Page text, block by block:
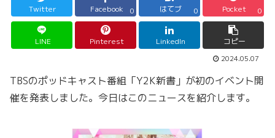
Twitter Facebook 0 はてブ 0 Pocket 0
LINE Pinterest LinkedIn コピー
2024.05.07
TBSのポッドキャスト番組「Y2K新書」が初のイベント開
催を発表しました。今日はこのニュースを紹介します。